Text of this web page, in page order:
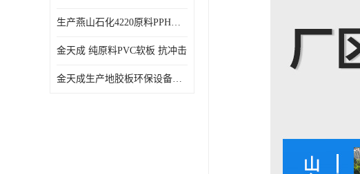
生产燕山石化4220原料PPH板材
金天成 纯原料PVC软板 抗冲击
金天成生产地胶板环保设备内衬焊接用半圆pvc软焊条